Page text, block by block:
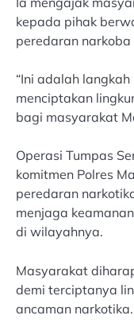
kepada pihak
peredaran
“Ini adalah
menciptakan
bagi masyarakat
Operasi Tumpas
komitmen Polres
peredaran
menjaga
di wilayahnya.
Masyarakat
demi terciptanya
ancaman narkotika.